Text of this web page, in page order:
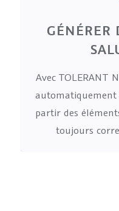
GÉNÉRER
Avec TOLERANT
partir des
toujours